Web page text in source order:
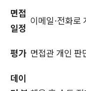
면접
일정
이메일·전화로
평가 면접관 개인 판
데이